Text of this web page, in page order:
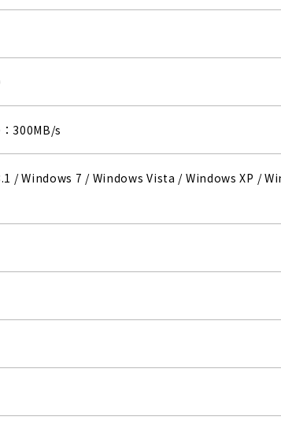
300MB/s
/ Windows 7 / Windows Vista / Windows XP /